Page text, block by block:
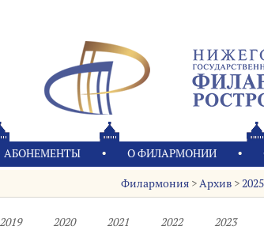
АБОНЕМЕНТЫ О ФИЛАРМОНИИ
Филармония >Архив >2025
2019 2020 2021 2022 2023